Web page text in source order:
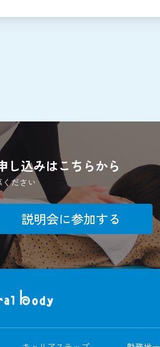
し込みはこちらから
ださい
説明会に参加する